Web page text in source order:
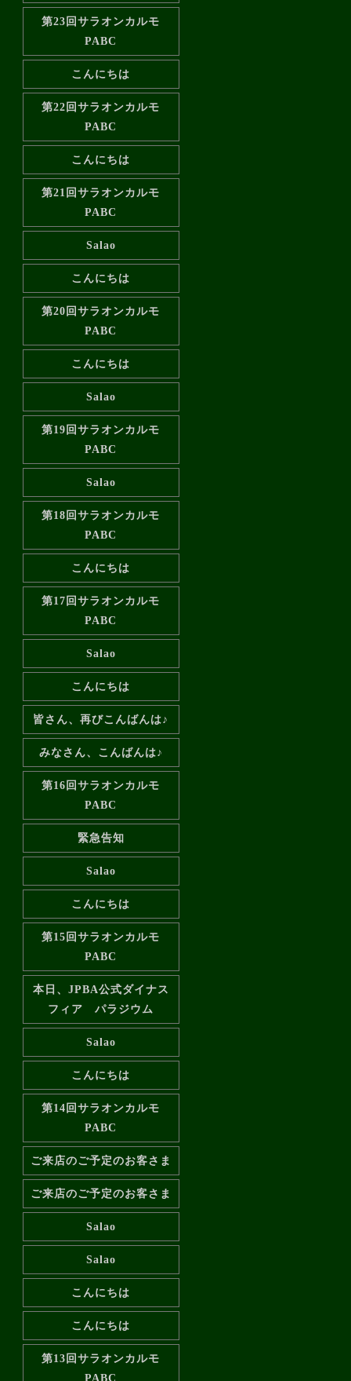
第23回サラオンカルモ
PABC
こんにちは
第22回サラオンカルモ
PABC
こんにちは
第21回サラオンカルモ
PABC
Salao
こんにちは
第20回サラオンカルモ
PABC
こんにちは
Salao
第19回サラオンカルモ
PABC
Salao
第18回サラオンカルモ
PABC
こんにちは
第17回サラオンカルモ
PABC
Salao
こんにちは
皆さん、再びこんばんは♪
みなさん、こんばんは♪
第16回サラオンカルモ
PABC
緊急告知️
Salao
こんにちは
第15回サラオンカルモ
PABC
本日、JPBA公式ダイナス
フィア パラジウム
Salao
こんにちは
第14回サラオンカルモ
PABC
ご来店のご予定のお客さま
ご来店のご予定のお客さま
Salao
Salao
こんにちは
こんにちは
第13回サラオンカルモ
PABC